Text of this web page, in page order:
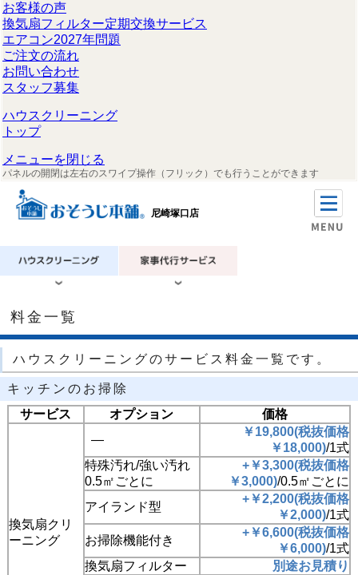
お客様の声
換気扇フィルター定期交換サービス
エアコン2027年問題
ご注文の流れ
お問い合わせ
スタッフ募集
ハウスクリーニング
トップ
メニューを閉じる
パネルの開閉は左右のスワイプ操作（フリック）でも行うことができます
尼崎塚口店
料金一覧
ハウスクリーニングのサービス料金一覧です。
キッチンのお掃除
サービス
オプション 価格
換気扇クリ
ーニング
―
￥19,800(税抜価格
￥18,000)/1式
特殊汚れ/強い汚れ
0.5㎡ごとに
+￥3,300(税抜価格
￥3,000)/0.5㎡ごとに
アイランド型
+￥2,200(税抜価格
￥2,000)/1式
お掃除機能付き
+￥6,600(税抜価格
￥6,000)/1式
換気扇フィルター
別途お見積り